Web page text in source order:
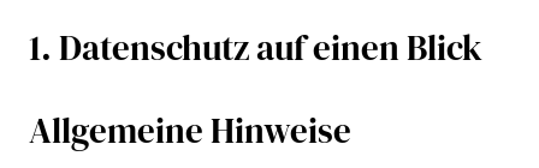
1. Datenschutz auf einen Blick
Allgemeine Hinweise